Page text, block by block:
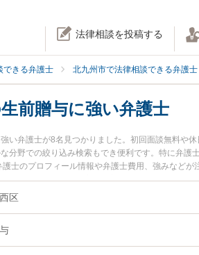
法律相談を投稿する
できる弁護士 北九州市で法律相談できる弁護士
前贈与に強い弁護士
い弁護士が8名見つかりました。初回面談無料や
分野での絞り込み検索もでき便利です。特に弁
士のプロフィール情報や弁護士費用、強みなど
与のトラブル解決の実績豊富な近くの弁護士を
んにおすすめです。
区